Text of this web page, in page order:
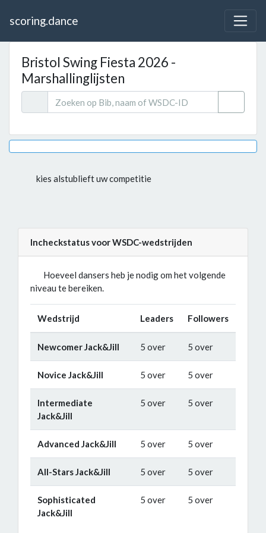
scoring.dance
Bristol Swing Fiesta 2026 -
Marshallinglijsten
kies alstublieft uw competitie
Incheckstatus voor WSDC-wedstrijden
Hoeveel dansers heb je nodig om het volgende
niveau te bereiken.
Wedstrijd Leaders Followers
Newcomer Jack&Jill 5 over 5 over
Novice Jack&Jill 5 over 5 over
Intermediate
Jack&Jill
5 over 5 over
Advanced Jack&Jill 5 over 5 over
All-Stars Jack&Jill 5 over 5 over
Sophisticated
Jack&Jill
5 over 5 over